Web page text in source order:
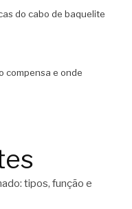
do cabo de baquelite
compensa e onde
tipos, função e